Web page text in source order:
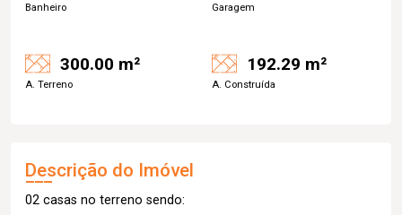
Banheiro Garagem
300.00 m²
A. Terreno
192.29 m²
A. Construída
Descrição do Imóvel
02 casas no terreno sendo: